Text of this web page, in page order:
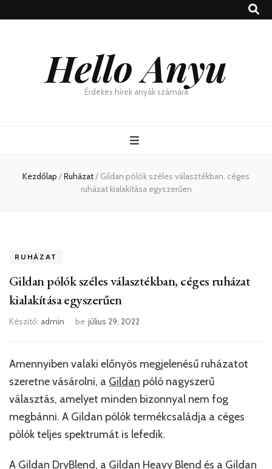
Hello Anyu
Érdekes hírek anyák számára
Kezdőlap /Ruházat/ Gildan pólók széles választékban, céges
ruházat kialakítása egyszerűen
RUHÁZAT
Gildan pólók széles választékban, céges ruházat
kialakítása egyszerűen
Készítő: admin be július 29, 2022
Amennyiben valaki előnyös megjelenésű ruházatot
szeretne vásárolni, a Gildan póló nagyszerű
választás, amelyet minden bizonnyal nem fog
megbánni. A Gildan pólók termékcsaládja a céges
pólók teljes spektrumát is lefedik.
A Gildan DryBlend, a Gildan Heavy Blend és a Gildan